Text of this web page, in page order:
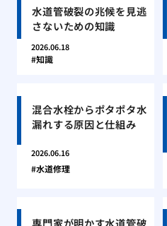
水道管破裂の兆候を見逃
さないための知識
2026.06.18
知識
混合水栓からポタポタ水
漏れする原因と仕組み
2026.06.16
水道修理
専門家が明かす水道管破